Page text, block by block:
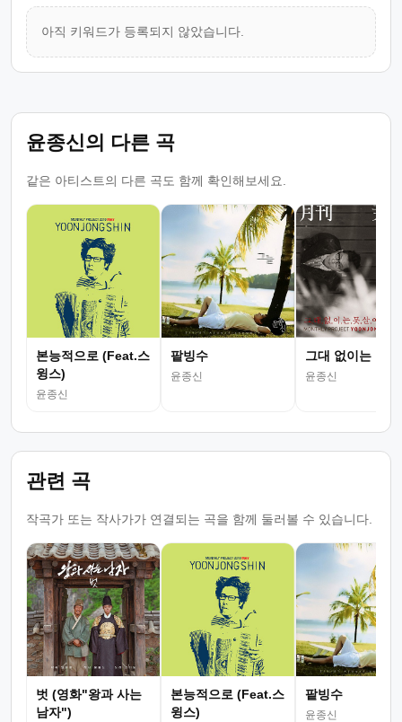
아직 키워드가 등록되지 않았습니다.
윤종신의 다른 곡
같은 아티스트의 다른 곡도 함께 확인해보세요.
본능적으로 (Feat.스
윙스)
윤종신
팥빙수
윤종신
그대 없이는 못
윤종신
관련 곡
작곡가 또는 작사가가 연결되는 곡을 함께 둘러볼 수 있습니다.
벗 (영화"왕과 사는
남자")
본능적으로 (Feat.스
윙스)
팥빙수
윤종신